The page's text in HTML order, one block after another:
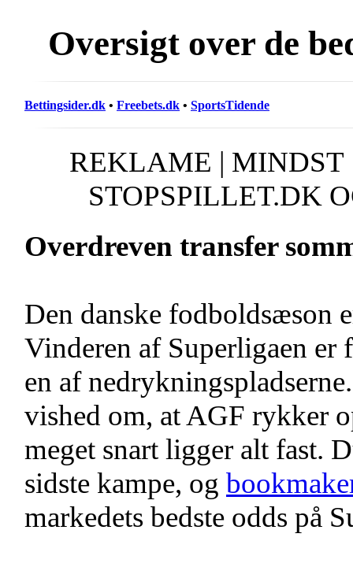
Oversigt over de
Bettingsider.dk • Freebets.dk • SportsTidende
REKLAME | MINDST
STOPSPILLET.DK
Overdreven transfer
Den danske fodboldsæson
Vinderen af Superligaen er
en af
vished om, at AGF rykker
meget snart ligger alt fast.
sidste kampe, og
markedets bedste odds på